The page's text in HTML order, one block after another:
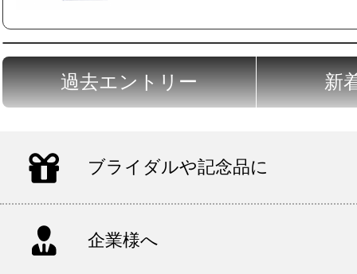
過去エントリー 新
ブライダルや記念品に
企業様へ